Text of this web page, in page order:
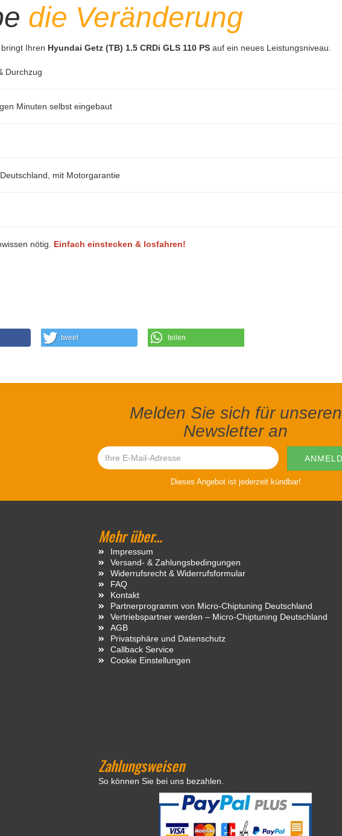
die Veränderung
bringt Ihren Hyundai Getz (TB) 1.5 CRDi GLS 110 PS auf ein neues Leistungsniveau.
Durchzug
Minuten selbst eingebaut
mit Motorgarantie
nötig. Einfach einstecken & losfahren!
tweet teilen
Melden Sie sich für unseren
Newsletter an
Dieses Angebot ist jederzeit kündbar!
Mehr über...
Impressum
Versand- & Zahlungsbedingungen
Widerrufsrecht & Widerrufsformular
FAQ
Kontakt
Partnerprogramm von Micro-Chiptuning Deutschland
Vertriebspartner werden – Micro-Chiptuning Deutschland
AGB
Privatsphäre und Datenschutz
Callback Service
Cookie Einstellungen
Zahlungsweisen
So können Sie bei uns bezahlen.